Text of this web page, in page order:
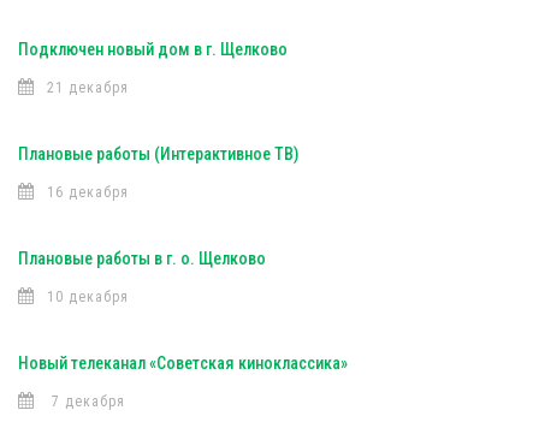
Подключен новый дом в г. Щелково
21 декабря
Плановые работы (Интерактивное ТВ)
16 декабря
Плановые работы в г. о. Щелково
10 декабря
Новый телеканал «Советская киноклассика»
7 декабря